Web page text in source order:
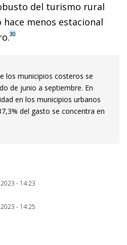
del turismo rural
menos estacional
30
los municipios costeros se
de junio a septiembre. En
en los municipios urbanos
del gasto se concentra en
- 14:23
- 14:25